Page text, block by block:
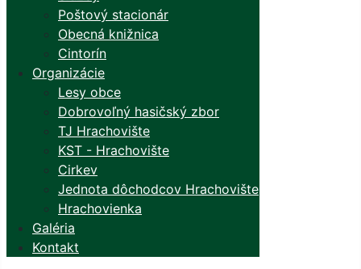
Poštový stacionár
Obecná knižnica
Cintorín
Organizácie
Lesy obce
Dobrovoľný hasičský zbor
TJ Hrachovište
KST - Hrachovište
Cirkev
Jednota dôchodcov Hrachovište
Hrachovienka
Galéria
Kontakt